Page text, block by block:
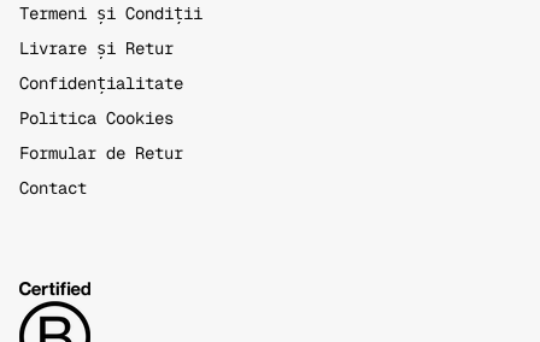
Termeni și Condiții
Livrare și Retur
Confidențialitate
Politica Cookies
Formular de Retur
Contact